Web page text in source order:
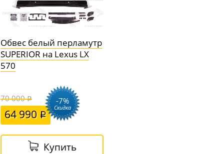
Обвес белый перламутр
SUPERIOR на Lexus LX
570
70 000
64 990
-7%
Скидка
Купить